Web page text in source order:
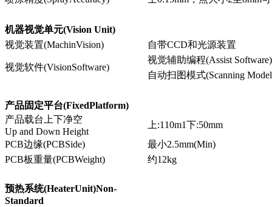
机器视觉单元(Vision Unit)
视觉装置(MachinVision)
自带CCD和光源装置
视觉软件(VisionSoftware)
视觉辅助编程(Assist Software)
自动扫图模式(Scanning
产品固定平台(FixedPlatform)
产品载台上下净空
Up and Down Height
上:110m1下:50mm
PCB边缘(PCBSide)
最小2.5mm(Min)
PCB板重量(PCBWeight)
约12kg
预热系统(HeaterUnit)Non-
Standard